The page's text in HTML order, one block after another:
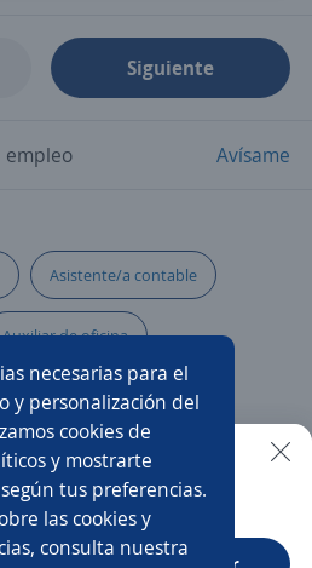
necesarias para el
y personalización del
cookies de
y mostrarte
tus preferencias.
las cookies y
consulta nuestra
Siguiente
empleo Avísame
Asistente/a contable
Auxiliar de oficina
Asistente/a financiero
Auxiliar contable
financiero
fácil en la app